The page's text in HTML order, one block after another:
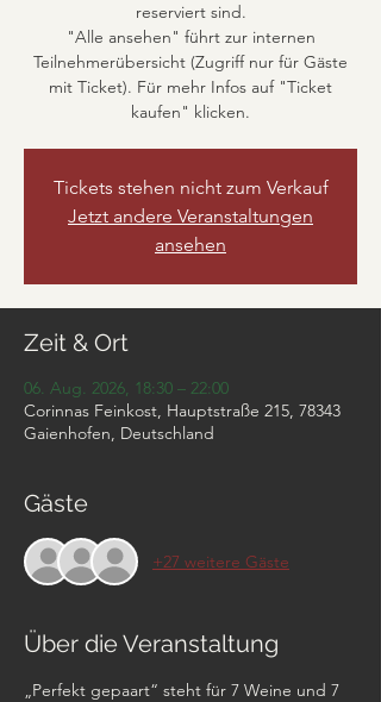
reserviert sind.
"Alle ansehen" führt zur internen
Teilnehmerübersicht (Zugriff nur für Gäste
mit Ticket). Für mehr Infos auf "Ticket
kaufen" klicken.
Tickets stehen nicht zum Verkauf
Jetzt andere Veranstaltungen
ansehen
Zeit & Ort
06. Aug. 2026, 18:30 – 22:00
Corinnas Feinkost, Hauptstraße 215, 78343
Gaienhofen, Deutschland
Gäste
+27 weitere Gäste
Über die Veranstaltung
„Perfekt gepaart“ steht für 7 Weine und 7